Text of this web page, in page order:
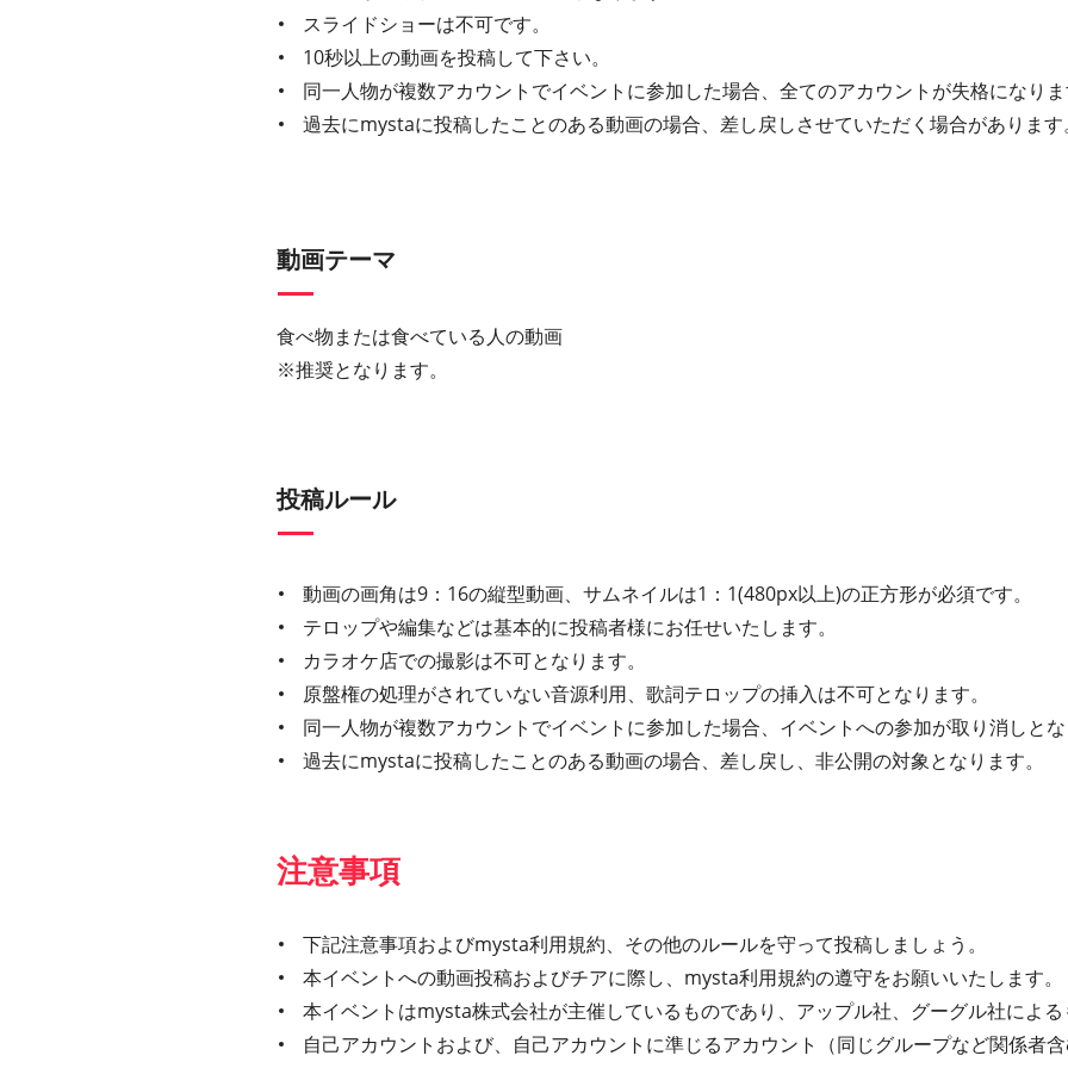
スライドショーは不可です。
10秒以上の動画を投稿して下さい。
同一人物が複数アカウントでイベントに参加した場合、全てのアカウントが失格になり
過去にmystaに投稿したことのある動画の場合、差し戻しさせていただく場合があります
動画テーマ
食べ物または食べている人の動画
※推奨となります。
投稿ルール
動画の画角は9：16の縦型動画、サムネイルは1：1(480px以上)の正方形が必須です。
テロップや編集などは基本的に投稿者様にお任せいたします。
カラオケ店での撮影は不可となります。
原盤権の処理がされていない音源利用、歌詞テロップの挿入は不可となります。
同一人物が複数アカウントでイベントに参加した場合、イベントへの参加が取り消しと
過去にmystaに投稿したことのある動画の場合、差し戻し、非公開の対象となります。
注意事項
下記注意事項およびmysta利用規約、その他のルールを守って投稿しましょう。
本イベントへの動画投稿およびチアに際し、mysta利用規約の遵守をお願いいたします。
本イベントはmysta株式会社が主催しているものであり、アップル社、グーグル社によ
自己アカウントおよび、自己アカウントに準じるアカウント（同じグループなど関係者